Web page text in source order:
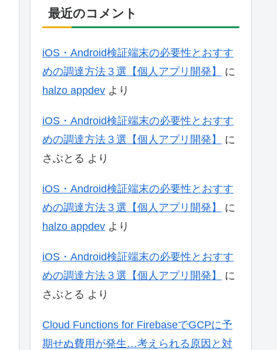
最近のコメント
iOS・Android検証端末の必要性とおすす
めの調達方法３選【個人アプリ開発】
に
halzo appdev より
iOS・Android検証端末の必要性とおすす
めの調達方法３選【個人アプリ開発】
に
さぶとる より
iOS・Android検証端末の必要性とおすす
めの調達方法３選【個人アプリ開発】
に
halzo appdev より
iOS・Android検証端末の必要性とおすす
めの調達方法３選【個人アプリ開発】
に
さぶとる より
Cloud Functions for FirebaseでGCPに予
期せぬ費用が発生…考えられる原因と対